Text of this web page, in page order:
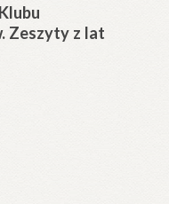
Zeszyty z lat